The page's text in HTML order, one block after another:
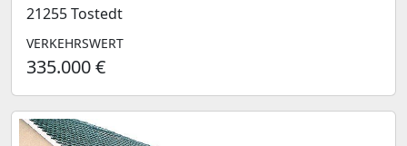
21255 Tostedt
VERKEHRSWERT
335.000 €